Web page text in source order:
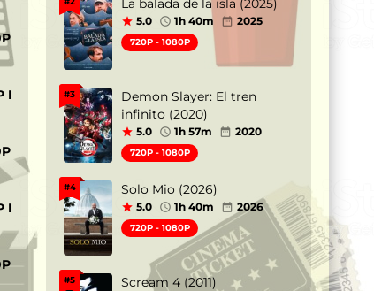
MKV
MP4
MP4
MP4
MP4
La balada de la isla (2025)
5.0 1h 40m 2025
720P - 1080P
#3
Demon Slayer: El tren
infinito (2020)
5.0 1h 57m 2020
720P - 1080P
#4 Solo Mio (2026)
5.0 1h 40m 2026
720P - 1080P
#5 Scream 4 (2011)